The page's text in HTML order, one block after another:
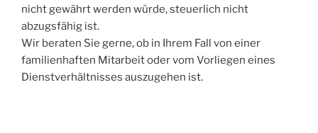
nicht gewährt werden würde, steuerlich nicht
abzugsfähig ist.
Wir beraten Sie gerne, ob in Ihrem Fall von einer
familienhaften Mitarbeit oder vom Vorliegen eines
Dienstverhältnisses auszugehen ist.